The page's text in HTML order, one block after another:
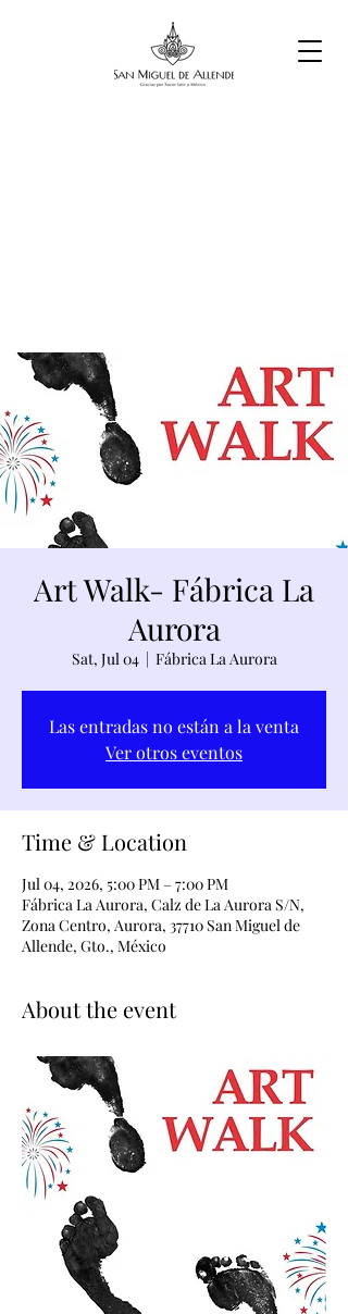
Art Walk- Fábrica La
Aurora
Sat, Jul 04
  |
Fábrica La Aurora
Las entradas no están a la venta
Ver otros eventos
Time & Location
Jul 04, 2026, 5:00 PM – 7:00 PM
Fábrica La Aurora, Calz de La Aurora S/N,
Zona Centro, Aurora, 37710 San Miguel de
Allende, Gto., México
About the event